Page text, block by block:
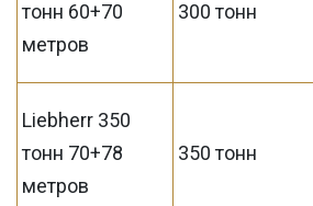
тонн 60+70
метров
300 тонн
Liebherr 350
тонн 70+78
метров
350 тонн